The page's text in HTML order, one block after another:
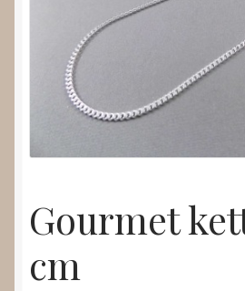
Video’s
Gourmet
cm